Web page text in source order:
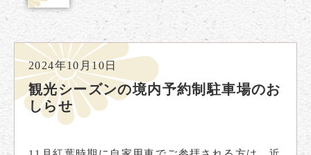
観光シーズンの境内予約制駐車場のお
しらせ
2024年10月10日